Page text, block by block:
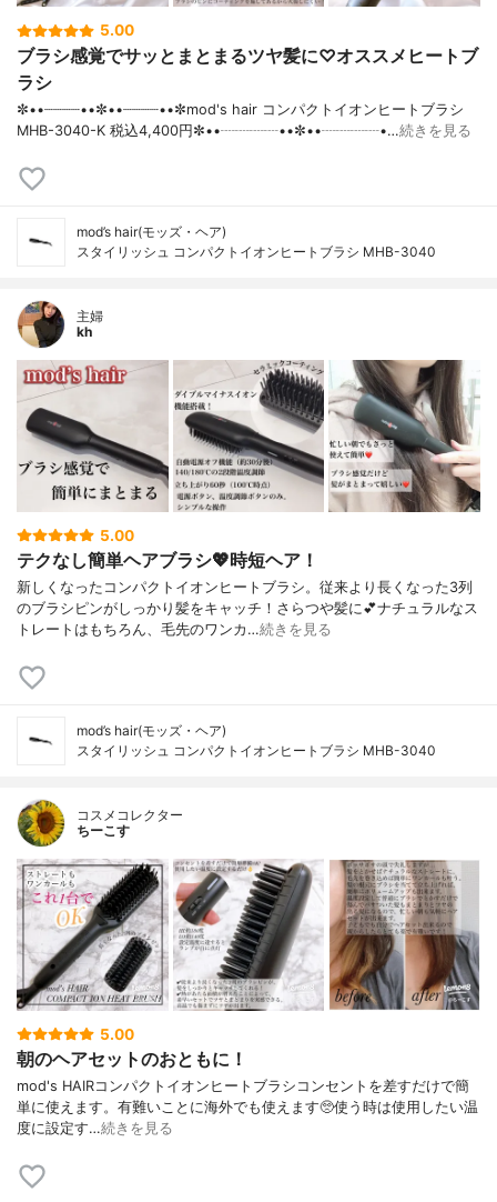
5.00
ブラシ感覚でサッとまとまるツヤ髪に♡オススメヒートブ
ラシ
✼••┈┈┈┈••✼••┈┈┈┈••✼mod's hair コンパクトイオンヒートブラシ
MHB-3040-K 税込4,400円✼••┈┈┈┈••✼••┈┈┈┈•…続きを見る
mod’s hair(モッズ・ヘア)
スタイリッシュ コンパクトイオンヒートブラシ MHB-3040
主婦
kh
5.00
テクなし簡単ヘアブラシ💖時短ヘア！
新しくなったコンパクトイオンヒートブラシ。従来より長くなった3列
のブラシピンがしっかり髪をキャッチ！さらつや髪に💕ナチュラルなス
トレートはもちろん、毛先のワンカ…続きを見る
mod’s hair(モッズ・ヘア)
スタイリッシュ コンパクトイオンヒートブラシ MHB-3040
コスメコレクター
ちーこす
5.00
朝のヘアセットのおともに！
⁡⁡⁡⁡mod's HAIRコンパクトイオンヒートブラシ⁡⁡コンセントを差すだけで簡
単に使えます。有難いことに海外でも使えます🥺⁡使う時は使用したい温
度に設定す…続きを見る